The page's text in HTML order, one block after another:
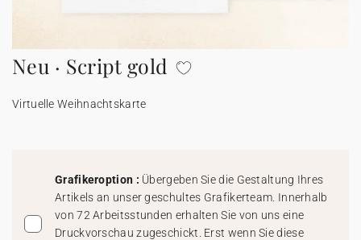
★ Gratis Musterkarten
Menüs
Neu · Script gold
Virtuelle Weihnachtskarte
Grafikeroption : Übergeben Sie die Gestaltung Ihres
Artikels an unser geschultes Grafikerteam. Innerhalb
von 72 Arbeitsstunden erhalten Sie von uns eine
Druckvorschau zugeschickt. Erst wenn Sie diese